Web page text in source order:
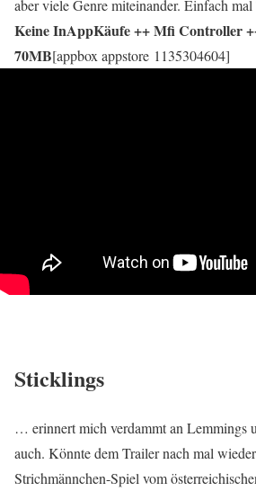
aber viele Genre miteinander. Einfach
Keine InAppKäufe ++ Mfi Controller
70MB[appbox appstore 1135304604]
Sticklings
… erinnert mich verdammt an Lemmings
auch. Könnte dem Trailer nach mal
Strichmännchen-Spiel vom